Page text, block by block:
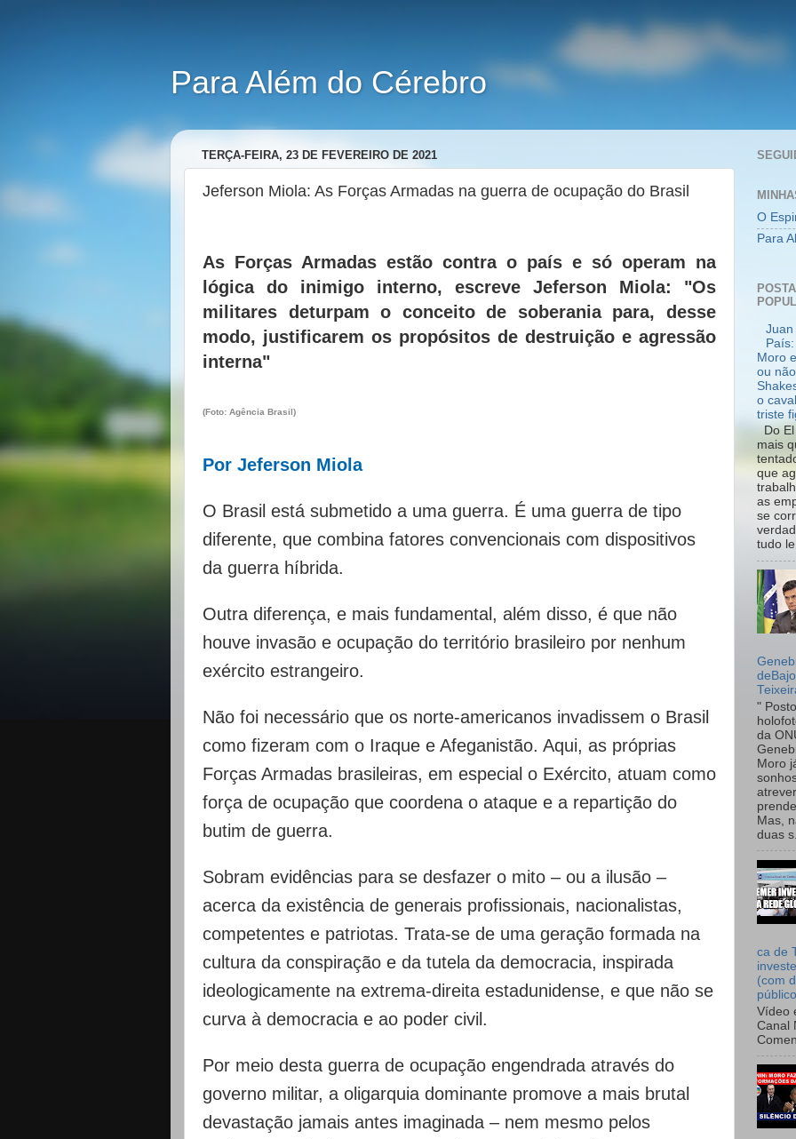
Para Além do Cérebro
TERÇA-FEIRA, 23 DE FEVEREIRO DE 2021
Jeferson Miola: As Forças Armadas na guerra de ocupação do Brasil
As Forças Armadas estão contra o país e só operam na
lógica do inimigo interno, escreve Jeferson Miola: "Os
militares deturpam o conceito de soberania para, desse
modo, justificarem os propósitos de destruição e agressão
interna"
(Foto: Agência Brasil)
Por Jeferson Miola
O Brasil está submetido a uma guerra. É uma guerra de tipo
diferente, que combina fatores convencionais com dispositivos
da guerra híbrida.
Outra diferença, e mais fundamental, além disso, é que não
houve invasão e ocupação do território brasileiro por nenhum
exército estrangeiro.
Não foi necessário que os norte-americanos invadissem o Brasil
como fizeram com o Iraque e Afeganistão. Aqui, as próprias
Forças Armadas brasileiras, em especial o Exército, atuam como
força de ocupação que coordena o ataque e a repartição do
butim de guerra.
Sobram evidências para se desfazer o mito – ou a ilusão –
acerca da existência de generais profissionais, nacionalistas,
competentes e patriotas. Trata-se de uma geração formada na
cultura da conspiração e da tutela da democracia, inspirada
ideologicamente na extrema-direita estadunidense, e que não se
curva à democracia e ao poder civil.
Por meio desta guerra de ocupação engendrada através do
governo militar, a oligarquia dominante promove a mais brutal
devastação jamais antes imaginada – nem mesmo pelos
O
Para
Juan
Moro
ou
o
triste
Do
mais
que
as
se
tudo
"
da
Moro
Mas,
duas
ca de
(com
Vídeo
Canal